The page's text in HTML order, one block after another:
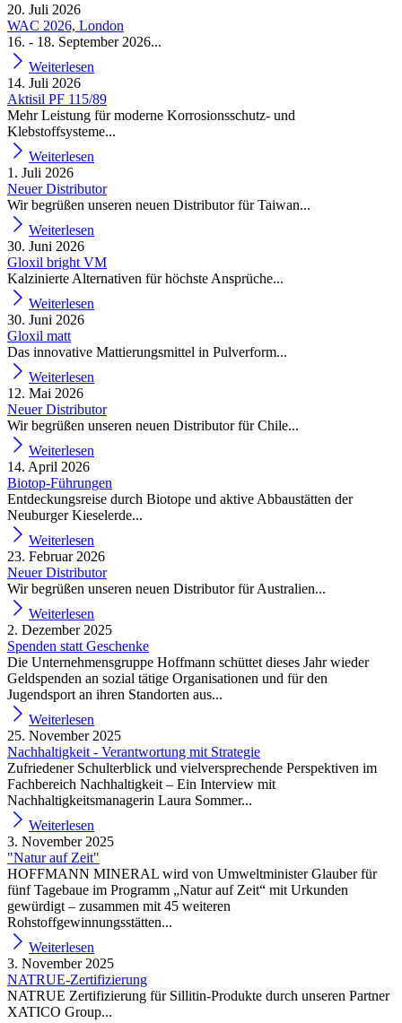
20. Juli 2026
WAC 2026, London
16. - 18. September 2026...
Weiterlesen
14. Juli 2026
Aktisil PF 115/89
Mehr Leistung für moderne Korrosionsschutz- und
Klebstoffsysteme...
Weiterlesen
1. Juli 2026
Neuer Distributor
Wir begrüßen unseren neuen Distributor für Taiwan...
Weiterlesen
30. Juni 2026
Gloxil bright VM
Kalzinierte Alternativen für höchste Ansprüche...
Weiterlesen
30. Juni 2026
Gloxil matt
Das innovative Mattierungsmittel in Pulverform...
Weiterlesen
12. Mai 2026
Neuer Distributor
Wir begrüßen unseren neuen Distributor für Chile...
Weiterlesen
14. April 2026
Biotop-Führungen
Entdeckungsreise durch Biotope und aktive Abbaustätten der
Neuburger Kieselerde...
Weiterlesen
23. Februar 2026
Neuer Distributor
Wir begrüßen unseren neuen Distributor für Australien...
Weiterlesen
2. Dezember 2025
Spenden statt Geschenke
Die Unternehmensgruppe Hoffmann schüttet dieses Jahr wieder
Geldspenden an sozial tätige Organisationen und für den
Jugendsport an ihren Standorten aus...
Weiterlesen
25. November 2025
Nachhaltigkeit - Verantwortung mit Strategie
Zufriedener Schulterblick und vielversprechende Perspektiven im
Fachbereich Nachhaltigkeit – Ein Interview mit
Nachhaltigkeitsmanagerin Laura Sommer...
Weiterlesen
3. November 2025
"Natur auf Zeit"
HOFFMANN MINERAL wird von Umweltminister Glauber für
fünf Tagebaue im Programm „Natur auf Zeit“ mit Urkunden
gewürdigt – zusammen mit 45 weiteren
Rohstoffgewinnungsstätten...
Weiterlesen
3. November 2025
NATRUE-Zertifizierung
NATRUE Zertifizierung für Sillitin-Produkte durch unseren Partner
XATICO Group...